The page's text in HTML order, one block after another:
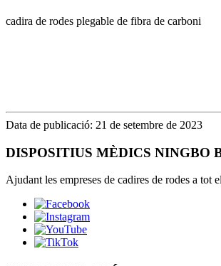
cadira de rodes plegable de fibra de carboni
Data de publicació: 21 de setembre de 2023
DISPOSITIUS MÈDICS NINGBO
Ajudant les empreses de cadires de rodes a tot